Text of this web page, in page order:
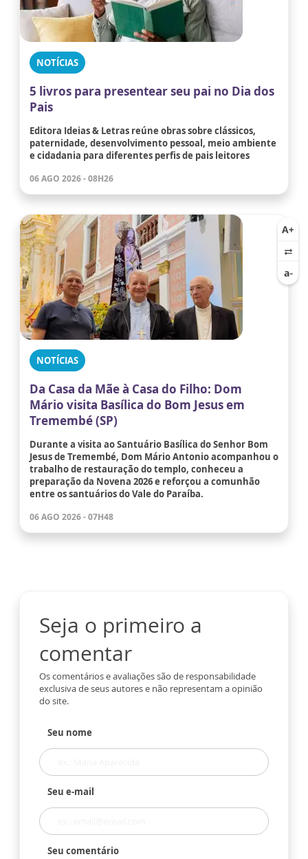
NOTÍCIAS
5 livros para presentear seu pai no Dia dos
Pais
Editora Ideias & Letras reúne obras sobre clássicos,
paternidade, desenvolvimento pessoal, meio ambiente
e cidadania para diferentes perfis de pais leitores
06 AGO 2026 - 08H26
NOTÍCIAS
Da Casa da Mãe à Casa do Filho: Dom
Mário visita Basílica do Bom Jesus em
Tremembé (SP)
Durante a visita ao Santuário Basílica do Senhor Bom
Jesus de Tremembé, Dom Mário Antonio acompanhou o
trabalho de restauração do templo, conheceu a
preparação da Novena 2026 e reforçou a comunhão
entre os santuários do Vale do Paraíba.
06 AGO 2026 - 07H48
Seja o primeiro a
comentar
Os comentários e avaliações são de responsabilidade
exclusiva de seus autores e não representam a opinião
do site.
Seu nome
Seu e-mail
Seu comentário